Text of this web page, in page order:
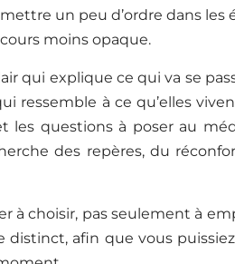
un peu d’ordre dans les
moins opaque.
qui explique ce qui va se
ressemble à ce qu’elles
les questions à poser au
des repères, du
à choisir, pas seulement à
distinct, afin que vous